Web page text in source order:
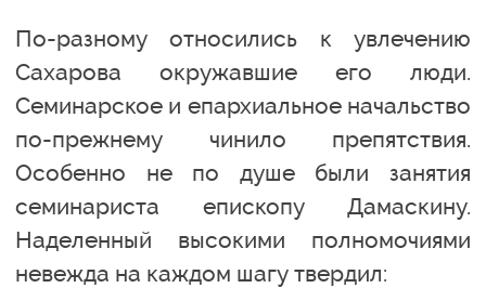
По-разному относились к увлечению
Сахарова окружавшие его люди.
Семинарское и епархиальное начальство
по-прежнему чинило препятствия.
Особенно не по душе были занятия
семинариста епископу Дамаскину.
Наделенный высокими полномочиями
невежда на каждом шагу твердил: